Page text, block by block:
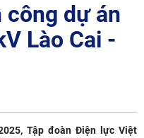
dự án
Lào Cai -
Tập đoàn Điện lực Việt